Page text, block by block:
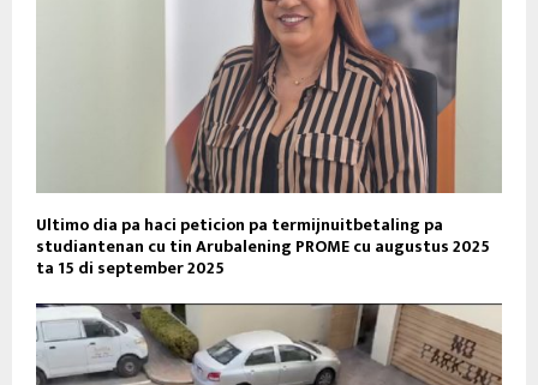
Ultimo dia pa haci peticion pa termijnuitbetaling pa
studiantenan cu tin Arubalening PROME cu augustus 2025
ta 15 di september 2025